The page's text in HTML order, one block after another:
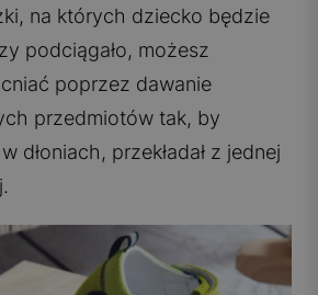
na których dziecko będzie
podciągało, możesz
poprzez dawanie
przedmiotów tak, by
dłoniach, przekładał z jednej